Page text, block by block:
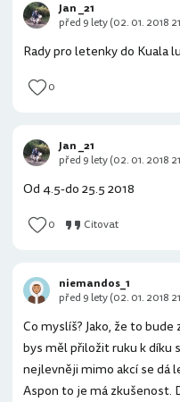
Rady pro letenky do Kuala
0
Jan _21
před 9 lety (02. 01. 2018
Od 4.5-do 25.5 2018
0 Citovat
Jan _21
před 9 lety (02. 01. 2018
Co myslíš? Jako, že to
bys měl přiložit ruku k díku
nejlevněji mimo akcí se dá
Aspon to je má zkušenost.
niemandos_1
před 9 lety (02. 01. 2018